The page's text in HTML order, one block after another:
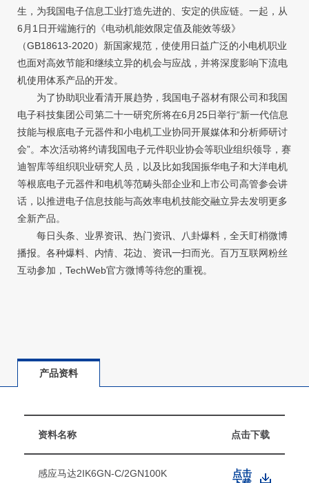
生，为我国电子信息工业打造先进的、安定的供应链。一起，从
6月1日开端施行的《电动机能效限定值及能效等级》
（GB18613-2020）新国家规范，使使用日益广泛的小电机职业
也面对高效节能和继续立异的机会与应战，并将深度影响下流电
机使用体系产品的开发。
为了协助职业看清开展趋势，我国电子器材有限公司和我国
电子科技集团公司第二十一研究所将在6月25日举行“新一代信息
技能与根底电子元器件和小电机工业协同开展媒体和分析师研讨
会”。本次活动将约请我国电子元件职业协会等职业组织领导，赛
迪智库等组织职业研究人员，以及比如我国振华电子和大洋电机
等根底电子元器件和电机等范畴头部企业和上市公司高管参会讲
话，以推进电子信息技能与高效率电机技能交融立异去发明更多
全新产品。
每日头条、业界资讯、热门资讯、八卦爆料，全天盯梢微博
播报。各种爆料、内情、花边、资讯一扫而光。百万互联网粉丝
互动参加，TechWeb官方微博等待您的重视。
产品资料
资料名称 点击下载
感应马达2IK6GN-C/2GN100K
点击